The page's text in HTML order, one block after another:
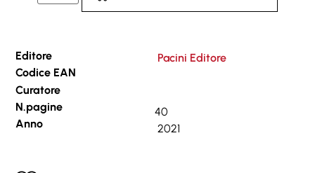
Editore
Pacini Editore
Codice EAN
Curatore
N.pagine
40
Anno
2021